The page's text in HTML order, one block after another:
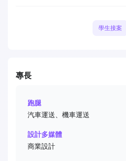
學生接案
專長
跑腿
汽車運送、機車運送
設計多媒體
商業設計